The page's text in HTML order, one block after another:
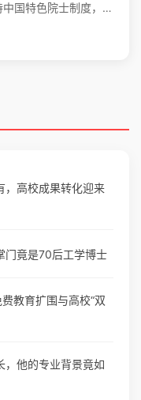
国特色院士制度，勇
，高校成果转化迎来
门竟是70后工学博士
教育扩围与高校“双
，他的专业背景竟如